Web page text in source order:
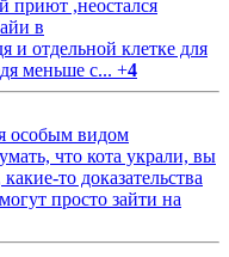
приют ,неостался
в
и отдельной клетке для
меньше с... +4
особым видом
что кота украли, вы
то доказательства
просто зайти на